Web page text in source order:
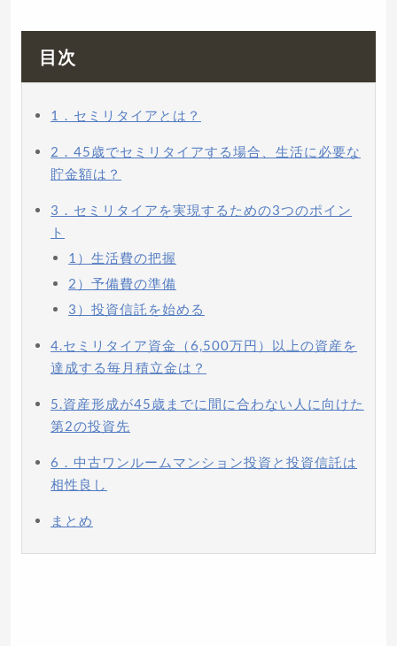
目次
1．セミリタイアとは？
2．45歳でセミリタイアする場合、生活に必要な
貯金額は？
3．セミリタイアを実現するための3つのポイン
ト
1）生活費の把握
2）予備費の準備
3）投資信託を始める
4.セミリタイア資金（6,500万円）以上の資産を
達成する毎月積立金は？
5.資産形成が45歳までに間に合わない人に向けた
第2の投資先
6．中古ワンルームマンション投資と投資信託は
相性良し
まとめ